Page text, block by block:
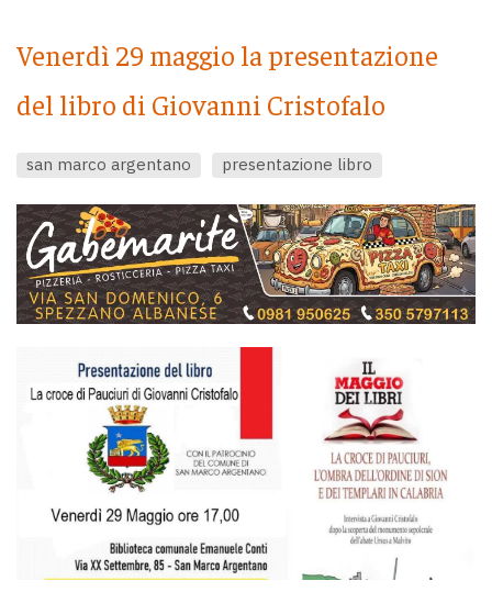
Venerdì 29 maggio la presentazione
del libro di Giovanni Cristofalo
san marco argentano presentazione libro